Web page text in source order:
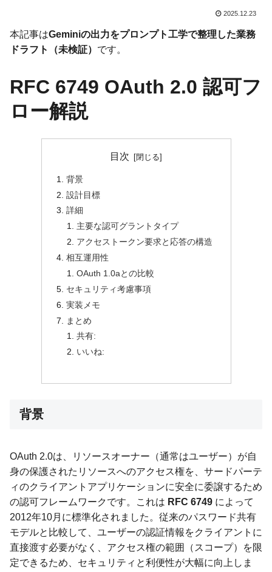
2025.12.23
本記事はGeminiの出力をプロンプト工学で整理した業務
ドラフト（未検証） です。
RFC 6749 OAuth 2.0 認可フ
ロー解説
目次
背景
設計目標
詳細
主要な認可グラントタイプ
アクセストークン要求と応答の構造
相互運用性
OAuth 1.0aとの比較
セキュリティ考慮事項
実装メモ
まとめ
共有:
いいね:
背景
OAuth 2.0は、リソースオーナー（通常はユーザー）が自
身の保護されたリソースへのアクセス権を、サードパーテ
ィのクライアントアプリケーションに安全に委譲するため
の認可フレームワークです。これは RFC 6749 によって
2012年10月に標準化されました。従来のパスワード共有
モデルと比較して、ユーザーの認証情報をクライアントに
直接渡す必要がなく、アクセス権の範囲（スコープ）を限
定できるため、セキュリティと利便性が大幅に向上しま